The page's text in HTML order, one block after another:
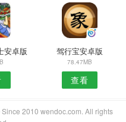
安卓版 驾行宝安卓版
78.47MB
查看
2010 wendoc.com. All rights